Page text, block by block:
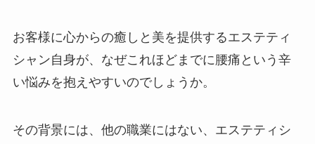
お客様に心からの癒しと美を提供するエステティ
シャン自身が、なぜこれほどまでに腰痛という辛
い悩みを抱えやすいのでしょうか。
その背景には、他の職業にはない、エステティシ